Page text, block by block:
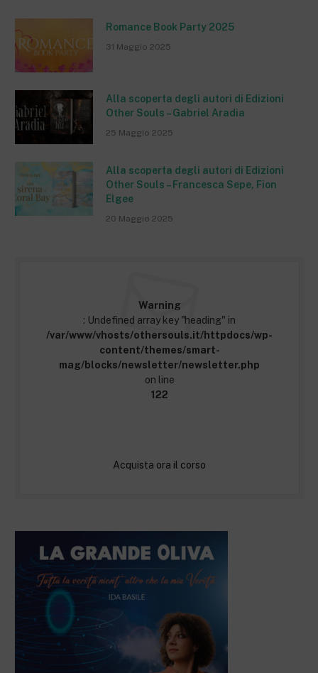
Romance Book Party 2025
31 Maggio 2025
Alla scoperta degli autori di Edizioni
Other Souls – Gabriel Aradia
25 Maggio 2025
Alla scoperta degli autori di Edizioni
Other Souls – Francesca Sepe, Fion
Elgee
20 Maggio 2025
Warning
: Undefined array key "heading" in
/var/www/vhosts/othersouls.it/httpdocs/wp-
content/themes/smart-
mag/blocks/newsletter/newsletter.php
on line
122
Acquista ora il corso